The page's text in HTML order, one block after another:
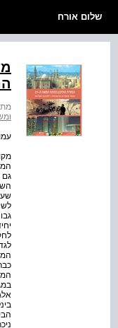
שלום אורח
גם